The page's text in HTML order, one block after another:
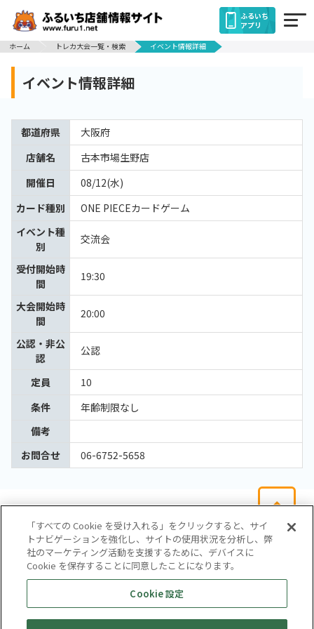
ふるいち
アプリ
ホーム
トレカ大会一覧・検索 イベント情報詳細
イベント情報詳細
都道府県
大阪府
店舗名
古本市場生野店
開催日
08/12(水)
カード種別
ONE PIECEカードゲーム
イベント種
別
交流会
受付開始時
間
19:30
大会開始時
間
20:00
公認・非公
認
公認
定員
10
条件
年齢制限なし
備考
お問合せ
06-6752-5658
会社概要
サイトマップ
お問い合わせ
個人情報保護方針
株式会社テイツー
「すべての Cookie を受け入れる」をクリックすると、サイ
トナビゲーションを強化し、サイトの使用状況を分析し、弊
社のマーケティング活動を支援するために、デバイスに
Cookie を保存することに同意したことになります。
Cookie 設定